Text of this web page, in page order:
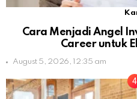
Cara Menjadi Angel
Career untuk
August 5, 2026, 12:35 am